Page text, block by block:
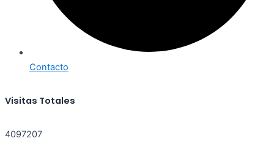
Contacto
Visitas Totales
4097207